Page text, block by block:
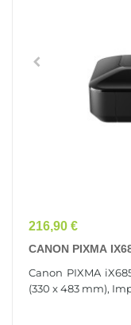
Prix
216,90 €
CANON PIXMA
Canon PIXMA
(330 x 483 mm),